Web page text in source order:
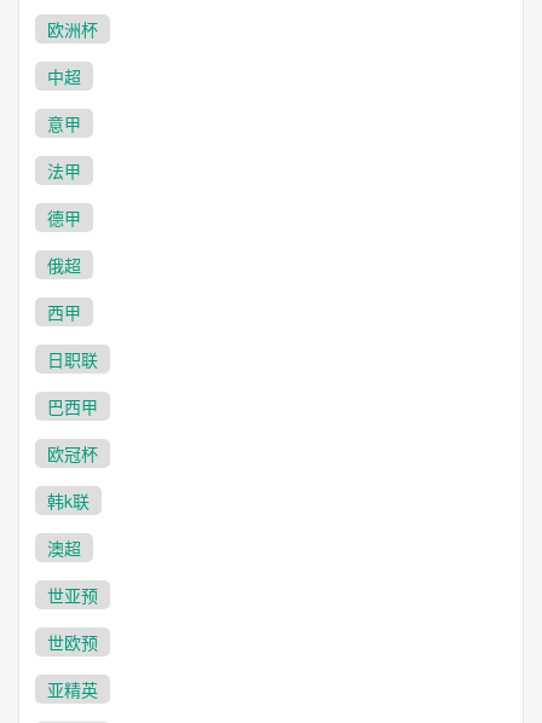
欧洲杯
中超
意甲
法甲
德甲
俄超
西甲
日职联
巴西甲
欧冠杯
韩k联
澳超
世亚预
世欧预
亚精英